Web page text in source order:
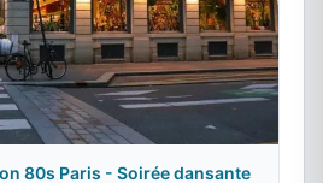
80s Paris - Soirée dansante